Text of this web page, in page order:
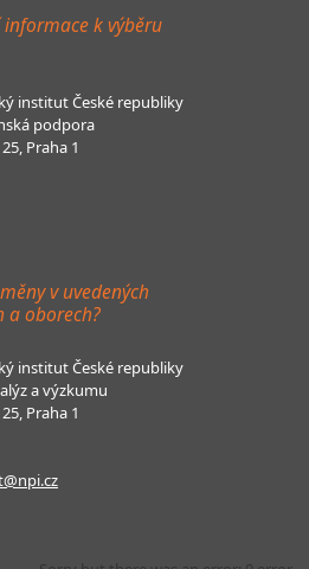
k výběru
institut České republiky
podpora
Praha 1
v uvedených
a oborech?
institut České republiky
a výzkumu
Praha 1